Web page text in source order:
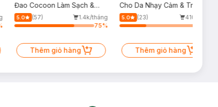
Đao Cocoon Làm Sạch &
Giảm Dầu 500ml
5.0 (57)
1.4k/tháng
75%
Thêm giỏ hàng
Cho Da Nhạy Cảm & Trẻ Em
60ml (Mới)
5.0 (23)
410/tháng
Thêm giỏ hàng